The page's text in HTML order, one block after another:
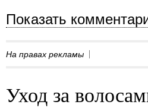
Показать
На правах рекламы
Уход за